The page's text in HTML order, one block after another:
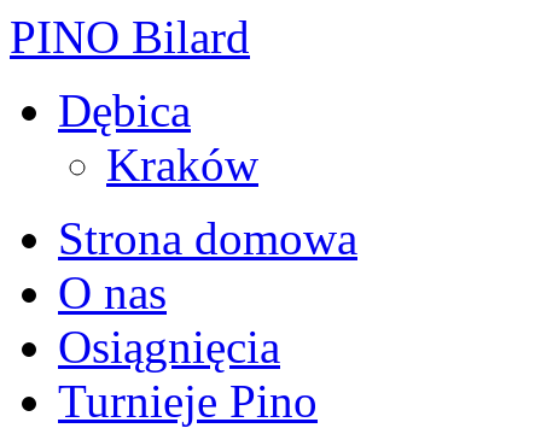
PINO Bilard
Dębica
Kraków
Strona domowa
O nas
Osiągnięcia
Turnieje Pino